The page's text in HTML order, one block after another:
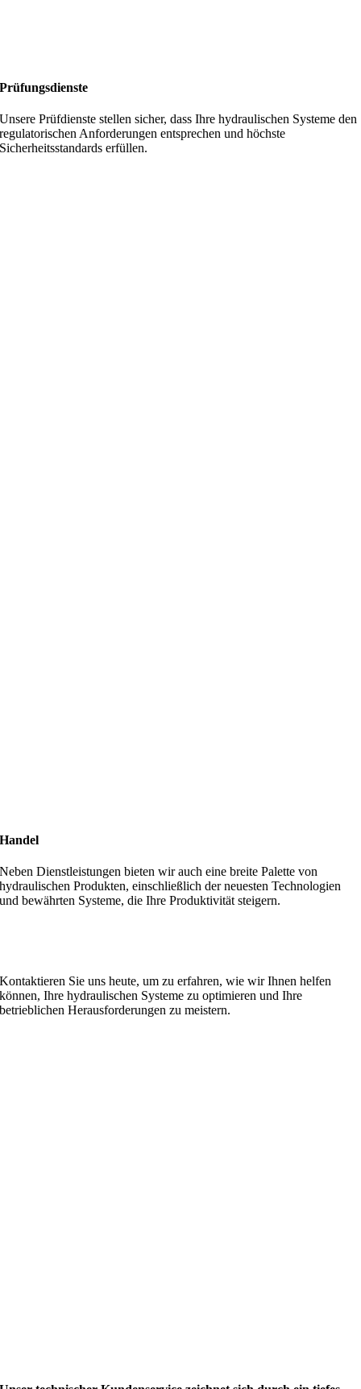
Prüfungsdienste
Unsere Prüfdienste stellen sicher, dass Ihre hydraulischen Systeme den
regulatorischen Anforderungen entsprechen und höchste
Sicherheitsstandards erfüllen.
Handel
Neben Dienstleistungen bieten wir auch eine breite Palette von
hydraulischen Produkten, einschließlich der neuesten Technologien
und bewährten Systeme, die Ihre Produktivität steigern.
Kontaktieren Sie uns heute, um zu erfahren, wie wir Ihnen helfen
können, Ihre hydraulischen Systeme zu optimieren und Ihre
betrieblichen Herausforderungen zu meistern.